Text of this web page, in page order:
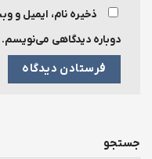
ذخیره نام، ایمیل و
دوباره دیدگاهی می‌نویسم.
جستجو